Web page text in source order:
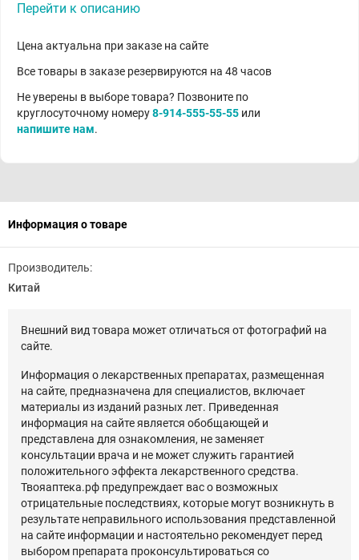
Перейти к описанию
Цена актуальна при заказе на сайте
Все товары в заказе резервируются на 48 часов
Не уверены в выборе товара? Позвоните по
круглосуточному номеру8-914-555-55-55 или
напишите нам.
Информация о товаре
Производитель:
Китай
Внешний вид товара может отличаться от фотографий на
сайте.
Информация о лекарственных препаратах, размещенная
на сайте, предназначена для специалистов, включает
материалы из изданий разных лет. Приведенная
информация на сайте является обобщающей и
представлена для ознакомления, не заменяет
консультации врача и не может служить гарантией
положительного эффекта лекарственного средства.
Твояаптека.рф предупреждает вас о возможных
отрицательные последствиях, которые могут возникнуть в
результате неправильного использования представленной
на сайте информации и настоятельно рекомендует перед
выбором препарата проконсультироваться со